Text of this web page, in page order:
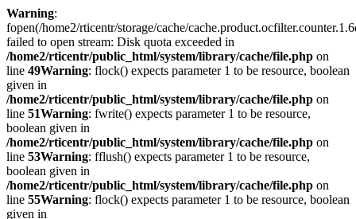
Warning:
fopen(/home2/rticentr/storage/cache/
failed to open stream: Disk quota exceeded in
/home2/rticentr/public_html/system/library/cache/file.php on
line 49Warning: flock() expects parameter 1 to be resource, boolean
given in
/home2/rticentr/public_html/system/library/cache/file.php on
line 51Warning: fwrite() expects parameter 1 to be resource,
boolean given in
/home2/rticentr/public_html/system/library/cache/file.php on
line 53Warning: fflush() expects parameter 1 to be resource,
boolean given in
/home2/rticentr/public_html/system/library/cache/file.php on
line 55Warning: flock() expects parameter 1 to be resource, boolean
given in